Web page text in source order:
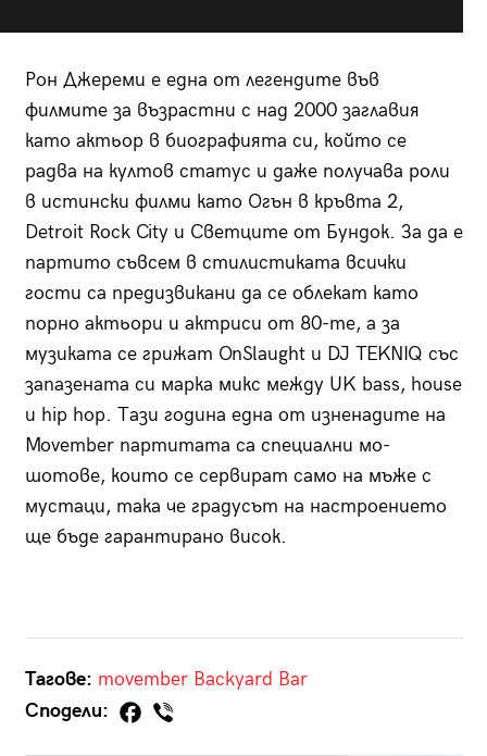
Рон Джереми е една от легендите във
филмите за възрастни с над 2000 заглавия
като актьор в биографията си, който се
радва на култов статус и даже получава роли
в истински филми като Огън в кръвта 2,
Detroit Rock City и Светците от Бундок. За да е
партито съвсем в стилистиката всички
гости са предизвикани да се облекат като
порно актьори и актриси от 80-те, а за
музиката се грижат OnSlaught и DJ TEKNIQ със
запазената си марка микс между UK bass, house
и hip hop. Тази година една от изненадите на
Movember партитата са специални мо-
шотове, които се сервират само на мъже с
мустаци, така че градусът на настроението
ще бъде гарантирано висок.
Тагове: movember Backyard Bar
Сподели: